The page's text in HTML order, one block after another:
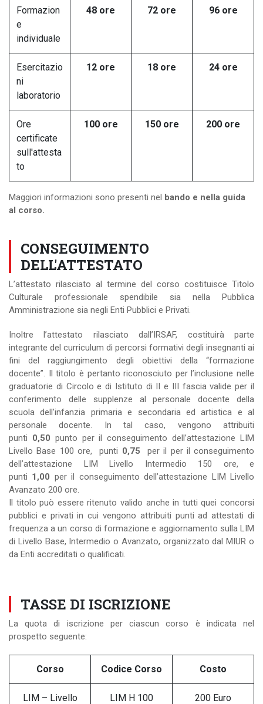
Formazion
e
individuale
48 ore 72 ore 96 ore
Esercitazio
ni
laboratorio
12 ore 18 ore 24 ore
Ore
certificate
sull'attesta
to
100 ore 150 ore 200 ore
Maggiori informazioni sono presenti nel bando e nella guida
al corso.
CONSEGUIMENTO
DELL'ATTESTATO
L’attestato rilasciato al termine del corso costituisce Titolo
Culturale professionale spendibile sia nella Pubblica
Amministrazione sia negli Enti Pubblici e Privati.
Inoltre l’attestato rilasciato dall’IRSAF, costituirà parte
integrante del curriculum di percorsi formativi degli insegnanti ai
fini del raggiungimento degli obiettivi della “formazione
docente”. Il titolo è pertanto riconosciuto per l’inclusione nelle
graduatorie di Circolo e di Istituto di II e III fascia valide per il
conferimento delle supplenze al personale docente della
scuola dell’infanzia primaria e secondaria ed artistica e al
personale docente. In tal caso, vengono attribuiti
punti 0,50 punto per il conseguimento dell’attestazione LIM
Livello Base 100 ore,
punti 0,75 per il per il conseguimento
dell’attestazione LIM Livello Intermedio 150 ore, e
punti 1,00 per il conseguimento dell’attestazione LIM Livello
Avanzato 200 ore.
Il titolo può essere ritenuto valido anche in tutti quei concorsi
pubblici e privati in cui vengono attribuiti punti ad attestati di
frequenza a un corso di formazione e aggiornamento sulla LIM
di Livello Base, Intermedio o Avanzato, organizzato dal MIUR o
da Enti accreditati o qualificati.
TASSE DI ISCRIZIONE
La quota di iscrizione per ciascun corso è indicata nel
prospetto seguente:
Corso Codice Corso Costo
LIM – Livello
LIM H 100 200 Euro